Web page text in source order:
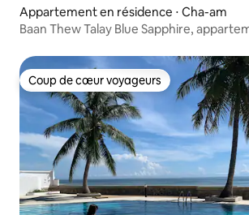
Appartement en résidence ⋅ Cha-am
Baan Thew Talay Blue Sapphire,
Coup de cœur voyageurs
Coup de cœur voyageurs